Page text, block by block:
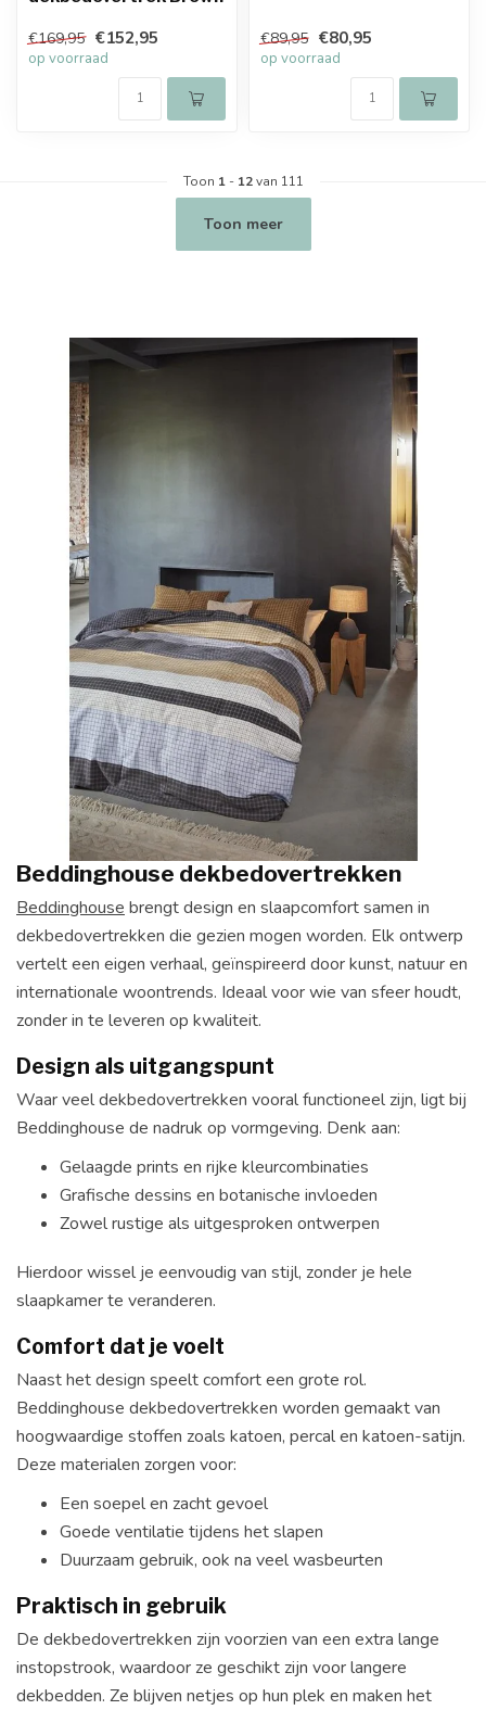
€169,95 €152,95
op voorraad
€89,95 €80,95
op voorraad
Toon 1- 12van 111
Toon meer
Beddinghouse dekbedovertrekken
Beddinghouse brengt design en slaapcomfort samen in
dekbedovertrekken die gezien mogen worden. Elk ontwerp
vertelt een eigen verhaal, geïnspireerd door kunst, natuur en
internationale woontrends. Ideaal voor wie van sfeer houdt,
zonder in te leveren op kwaliteit.
Design als uitgangspunt
Waar veel dekbedovertrekken vooral functioneel zijn, ligt bij
Beddinghouse de nadruk op vormgeving. Denk aan:
Gelaagde prints en rijke kleurcombinaties
Grafische dessins en botanische invloeden
Zowel rustige als uitgesproken ontwerpen
Hierdoor wissel je eenvoudig van stijl, zonder je hele
slaapkamer te veranderen.
Comfort dat je voelt
Naast het design speelt comfort een grote rol.
Beddinghouse dekbedovertrekken worden gemaakt van
hoogwaardige stoffen zoals katoen, percal en katoen-satijn.
Deze materialen zorgen voor:
Een soepel en zacht gevoel
Goede ventilatie tijdens het slapen
Duurzaam gebruik, ook na veel wasbeurten
Praktisch in gebruik
De dekbedovertrekken zijn voorzien van een extra lange
instopstrook, waardoor ze geschikt zijn voor langere
dekbedden. Ze blijven netjes op hun plek en maken het